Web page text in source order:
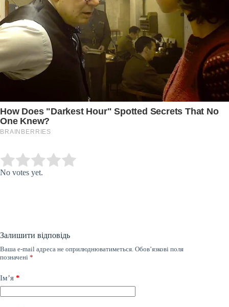
Rate this item:
No votes yet.
Залишити відповідь
Ваша e-mail адреса не оприлюднюватиметься. Обов’язкові поля
позначені *
Ім’я *